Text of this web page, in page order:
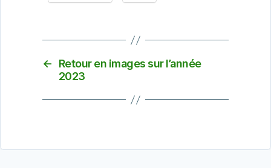
←
Retour en images sur l’année
2023